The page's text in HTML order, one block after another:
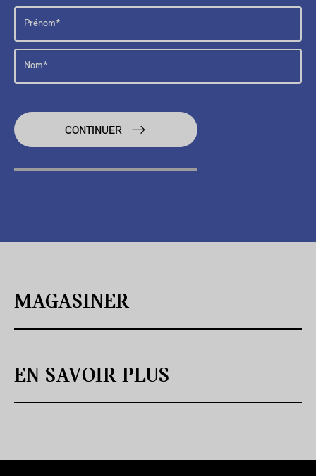
CONTINUER
MAGASINER
EN SAVOIR PLUS